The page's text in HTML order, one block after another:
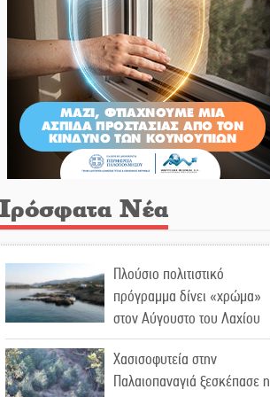
Νέα
Πλούσιο πολιτιστικό
πρόγραμμα δίνει «χρώμα»
στον Αύγουστο του Λαχίου
Χασισοφυτεία στην
Παλαιοπαναγιά ξεσκέπασε η